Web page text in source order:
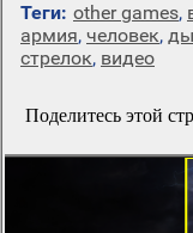
Теги: other games,
армия, человек,
стрелок, видео